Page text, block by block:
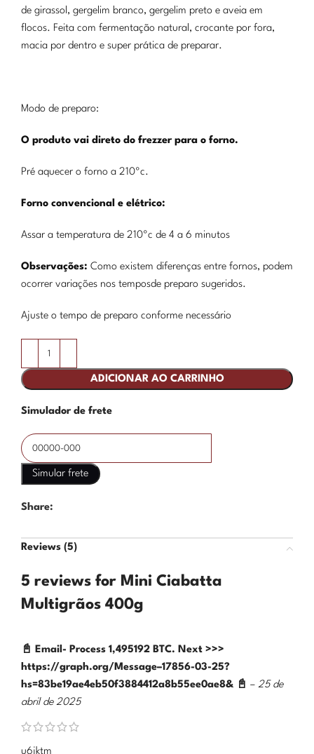
de girassol, gergelim branco, gergelim preto e aveia em
flocos. Feita com fermentação natural, crocante por fora,
macia por dentro e super prática de preparar.
Modo de preparo:
O produto vai direto do frezzer para o forno.
Pré aquecer o forno a 210ºc.
Forno convencional e elétrico:
Assar a temperatura de 210ºc de 4 a 6 minutos
Observações: Como existem diferenças entre fornos, podem
ocorrer variações nos temposde preparo sugeridos.
Ajuste o tempo de preparo conforme necessário
ADICIONAR AO CARRINHO
Simulador de frete
Share:
Reviews (5)
5 reviews for Mini Ciabatta
Multigrãos 400g
📓 Email- Process 1,495192 BTC. Next >>>
https://graph.org/Message–17856-03-25?
hs=83be19ae4eb50f3884412a8b55ee0ae8& 📓 – 25 de
abril de 2025
u6jktm